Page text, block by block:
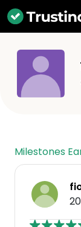
Milestones